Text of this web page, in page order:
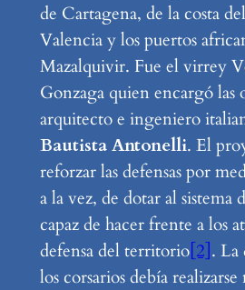
de Cartagena, de la costa
Valencia y los puertos
Mazalquivir. Fue el virrey
Gonzaga quien encargó las
arquitecto e ingeniero
Bautista Antonelli. El
reforzar las defensas por
a la vez, de dotar al sistema
capaz de hacer frente a los
defensa del territorio[2]. La
los corsarios debía